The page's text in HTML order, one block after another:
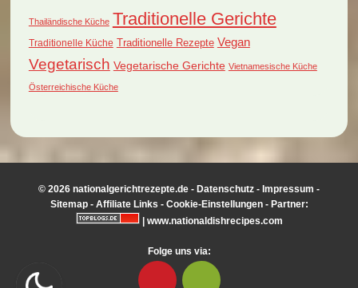
Thailändische Küche Traditionelle Gerichte
Traditionelle Küche Traditionelle Rezepte Vegan
Vegetarisch Vegetarische Gerichte Vietnamesische Küche
Österreichische Küche
© 2026 nationalgerichtrezepte.de - Datenschutz - Impressum -
Sitemap- Affiliate Links - Cookie-Einstellungen- Partner:
www.nationaldishrecipes.com
Folge uns via: